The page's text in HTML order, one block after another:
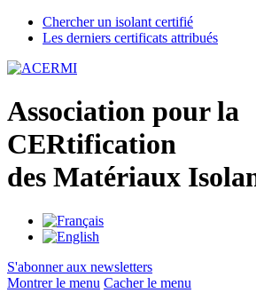
Chercher un isolant certifié
Les derniers certificats attribués
Association pour la
CERtification
des Matériaux I
S'abonner aux newsletters
Montrer le menu Cacher le menu